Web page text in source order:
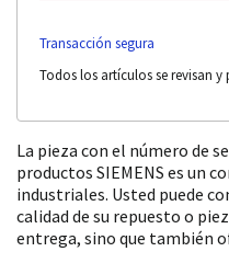
Transacción segura
Todos los artículos se revisan
La pieza con el número de
productos SIEMENS es un
industriales. Usted puede
calidad de su repuesto o
entrega, sino que también